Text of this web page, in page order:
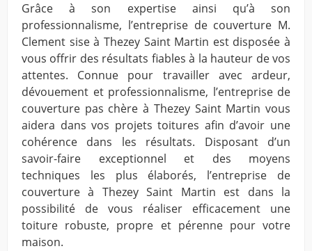
Grâce à son expertise ainsi qu’à son
professionnalisme, l’entreprise de couverture M.
Clement sise à Thezey Saint Martin est disposée à
vous offrir des résultats fiables à la hauteur de vos
attentes. Connue pour travailler avec ardeur,
dévouement et professionnalisme, l’entreprise de
couverture pas chère à Thezey Saint Martin vous
aidera dans vos projets toitures afin d’avoir une
cohérence dans les résultats. Disposant d’un
savoir-faire exceptionnel et des moyens
techniques les plus élaborés, l’entreprise de
couverture à Thezey Saint Martin est dans la
possibilité de vous réaliser efficacement une
toiture robuste, propre et pérenne pour votre
maison.